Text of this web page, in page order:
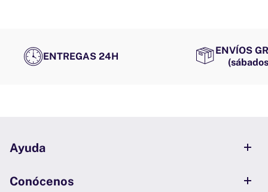
ENTREGAS 24H
ENVÍOS
Ayuda
Conócenos